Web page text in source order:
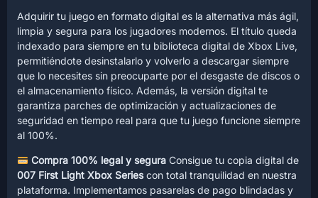
Adquirir tu juego en formato digital es la alternativa más ágil,
limpia y segura para los jugadores modernos. El título queda
indexado para siempre en tu biblioteca digital de Xbox Live,
permitiéndote desinstalarlo y volverlo a descargar siempre
que lo necesites sin preocuparte por el desgaste de discos o
el almacenamiento físico. Además, la versión digital te
garantiza parches de optimización y actualizaciones de
seguridad en tiempo real para que tu juego funcione siempre
al 100%.
Compra 100% legal y seguraConsigue tu copia digital de
007 First Light Xbox Seriescon total tranquilidad en nuestra
plataforma. Implementamos pasarelas de pago blindadas y